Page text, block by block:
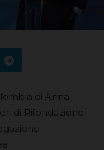
di Anna
di Rifondazione